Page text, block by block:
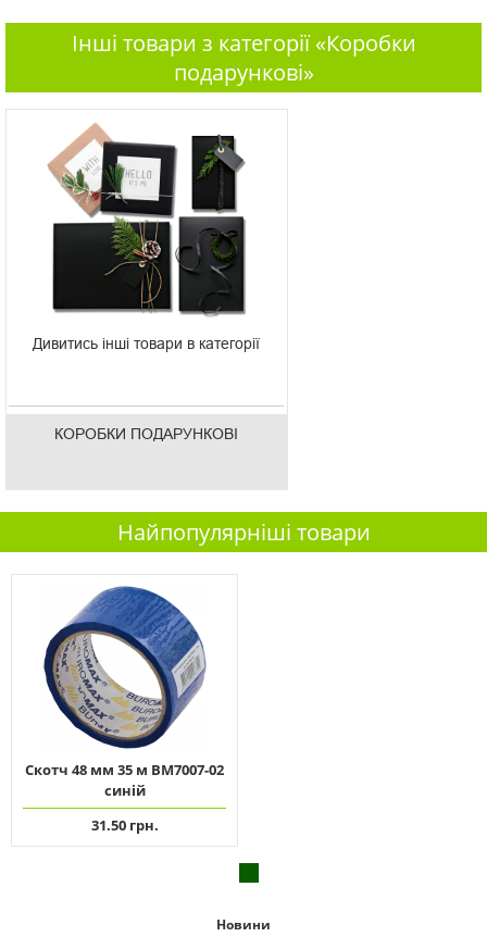
Інші товари з категорії «Коробки
подарункові»
Дивитись інші товари в категорії
КОРОБКИ ПОДАРУНКОВІ
Найпопулярніші товари
Скотч 48 мм 35 м ВМ7007-02
синій
31.50 грн.
Новини